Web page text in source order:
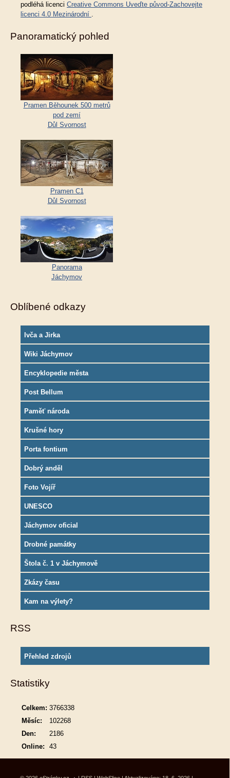
podléhá licenci Creative Commons Uveďte původ-Zachovejte
licenci 4.0 Mezinárodní .
Panoramatický pohled
Pramen Běhounek 500 metrů
pod zemí
Důl Svornost
Pramen C1
Důl Svornost
Panorama
Jáchymov
Oblíbené odkazy
Ivča a Jirka
Wiki Jáchymov
Encyklopedie města
Post Bellum
Paměť národa
Krušné hory
Porta fontium
Dobrý anděl
Foto Vojíř
UNESCO
Jáchymov oficial
Drobné památky
Štola č. 1 v Jáchymově
Zkázy času
Kam na výlety?
RSS
Přehled zdrojů
Statistiky
Online: 43
Celkem: 3766338
Měsíc:
102268
Den:
2186